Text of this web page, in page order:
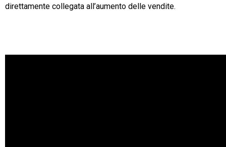
direttamente collegata all’aumento delle vendite.